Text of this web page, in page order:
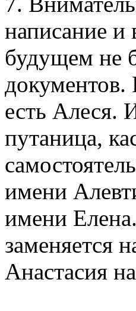
написание и
будущем не
документов.
есть Алеся.
путаница,
имени
имени
заменяется
Анастасия